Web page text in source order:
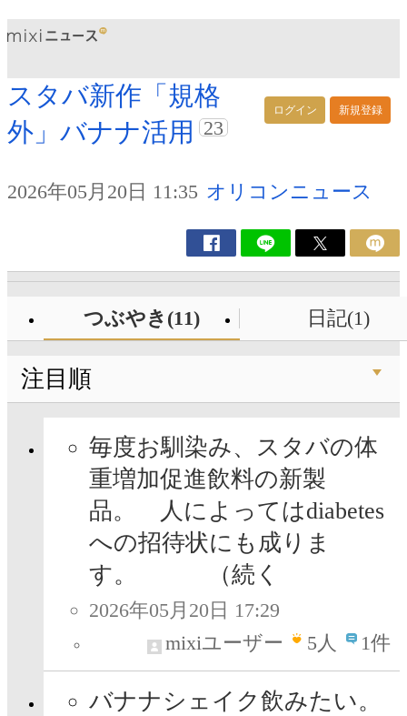
ログイン 新規登録
スタバ新作「規格
外」バナナ活用
23
2026年05月20日 11:35 オリコンニュース
つぶやき(11) 日記(1)
注目順
毎度お馴染み、スタバの体
重増加促進飲料の新製
品。 人によってはdiabetes
への招待状にも成りま
す。 （続く
2026年05月20日 17:29
mixiユーザー
5人 1件
バナナシェイク飲みたい。